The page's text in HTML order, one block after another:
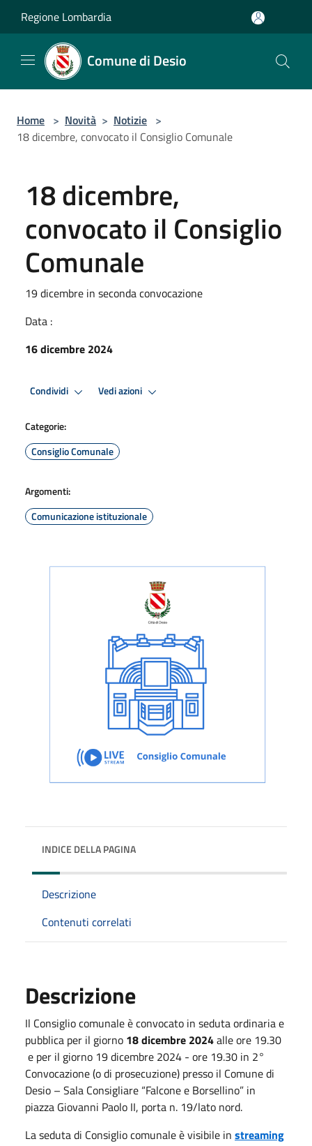
Regione Lombardia
Comune di Desio
Home > Novità > Notizie >
18 dicembre, convocato il Consiglio Comunale
18 dicembre,
convocato il Consiglio
Comunale
19 dicembre in seconda convocazione
Data :
16 dicembre 2024
Condividi Vedi azioni
Categorie:
Consiglio Comunale
Argomenti:
Comunicazione istituzionale
INDICE DELLA PAGINA
Descrizione
Contenuti correlati
Descrizione
Il Consiglio comunale è convocato in seduta ordinaria e
pubblica per il giorno 18 dicembre 2024alle ore 19.30
e per il giorno 19 dicembre 2024 - ore 19.30 in 2°
Convocazione (o di prosecuzione) presso il Comune di
Desio – Sala Consigliare “Falcone e Borsellino” in
piazza Giovanni Paolo II, porta n. 19/lato nord.
La seduta di Consiglio comunale è visibile in streaming